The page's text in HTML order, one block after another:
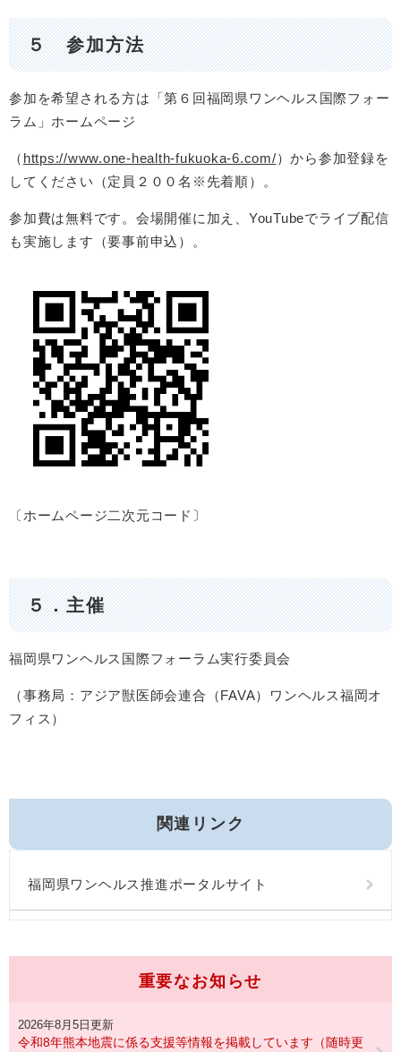
５ 参加方法
​​参加を希望される方は「第６回福岡県ワンヘルス国際フォー
ラム」ホームページ
（ https://www.one-health-fukuoka-6.com/）から参加登録を
してください（定員２００名※先着順）。
参加費は無料です。会場開催に加え、YouTubeでライブ配信
も実施します（要事前申込）。
〔ホームページ二次元コード〕
５．主催
福岡県ワンヘルス国際フォーラム実行委員会
（事務局：アジア獣医師会連合（FAVA）ワンヘルス福岡オ
フィス）
関連リンク
福岡県ワンヘルス推進ポータルサイト
重要なお知らせ
2026年8月5日更新
令和8年熊本地震に係る支援等情報を掲載しています（随時更